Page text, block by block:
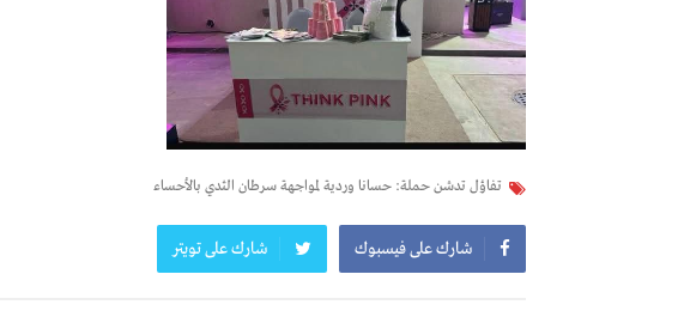
تفاؤل تدشن حملة: حسانا وردية لمواجهة سرطان الثدي بالأحساء
شارك على فيسبوك شارك على تويتر